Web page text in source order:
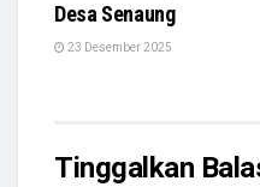
Desa Senaung
23 Desember 2025
Tinggalkan